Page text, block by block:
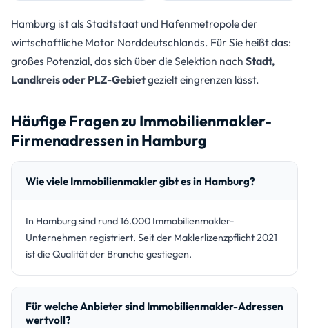
Hamburg ist als Stadtstaat und Hafenmetropole der
wirtschaftliche Motor Norddeutschlands. Für Sie heißt das:
großes Potenzial, das sich über die Selektion nach Stadt,
Landkreis oder PLZ-Gebietgezielt eingrenzen lässt.
Häufige Fragen zu Immobilienmakler-
Firmenadressen in Hamburg
Wie viele Immobilienmakler gibt es in Hamburg?
In Hamburg sind rund 16.000 Immobilienmakler-
Unternehmen registriert. Seit der Maklerlizenzpflicht 2021
ist die Qualität der Branche gestiegen.
Für welche Anbieter sind Immobilienmakler-Adressen
wertvoll?